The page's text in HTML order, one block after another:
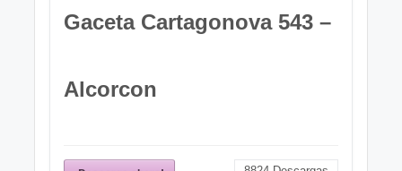
Gaceta Cartagonova 543 –
Alcorcon